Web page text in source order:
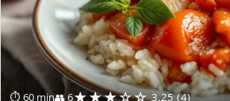
⏱ 60 min👥 6★★★☆☆ 3.25 (4)